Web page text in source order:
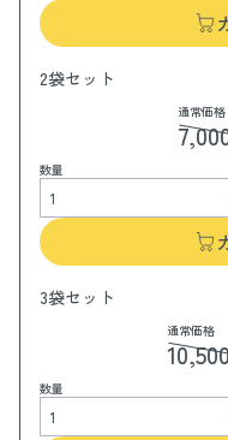
2袋セット
通常価格
数量
3袋セット
通常価格
数量